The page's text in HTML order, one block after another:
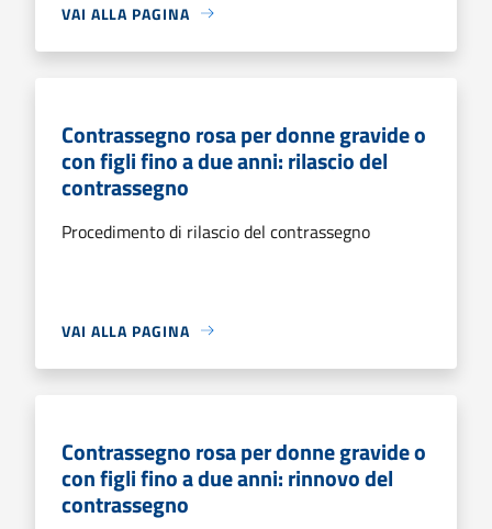
VAI ALLA PAGINA
Contrassegno rosa per donne gravide o
con figli fino a due anni: rilascio del
contrassegno
Procedimento di rilascio del contrassegno
VAI ALLA PAGINA
Contrassegno rosa per donne gravide o
con figli fino a due anni: rinnovo del
contrassegno